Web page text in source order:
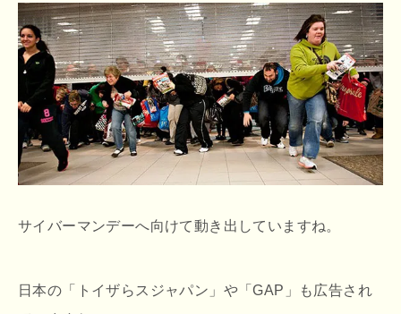
サイバーマンデーへ向けて動き出していますね。
日本の「トイザらスジャパン」や「GAP」も広告され